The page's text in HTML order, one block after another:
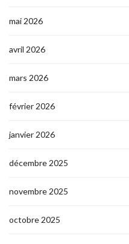
mai 2026
avril 2026
mars 2026
février 2026
janvier 2026
décembre 2025
novembre 2025
octobre 2025